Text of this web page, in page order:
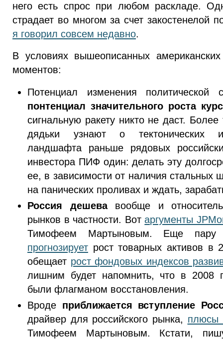
него есть спрос при любом раскладе.
страдает во многом за счет закостенелой
я говорил совсем недавно.
В условиях вышеописанных
моментов:
Потенциал изменения
понтенциал значительного роста
сигнальную ракету никто не даст. Более
дядьки узнают о тектонических
ландшафта раньше рядовых
инвестора ПИФ один: делать эту
ее, в зависимости от наличия стальных
на панических проливах и ждать,
Россия дешевавообще и
рынков в частности. Вотаргументы
Тимофеем Мартыновым. Еще пару
прогнозирует рост товарных активов в
обещает рост фондовых индексов
лишним будет напомнить, что в 2008
были флагманом восстановления.
Вроде приближается вступление
драйвер для российского рынка, плюсы
Тимофеем Мартыновым. Кстати,